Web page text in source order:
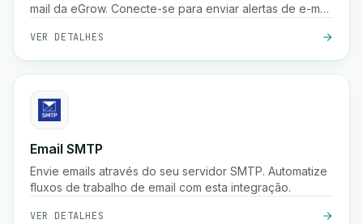
mail da eGrow. Conecte-se para enviar alertas de e-mail
VER DETALHES
Email SMTP
Envie emails através do seu servidor SMTP. Automatize
fluxos de trabalho de email com esta integração.
VER DETALHES